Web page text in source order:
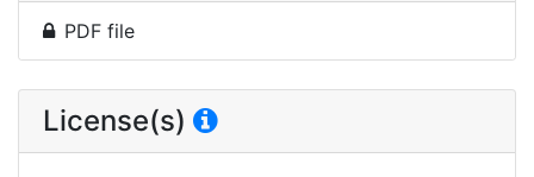
PDF file
License(s)